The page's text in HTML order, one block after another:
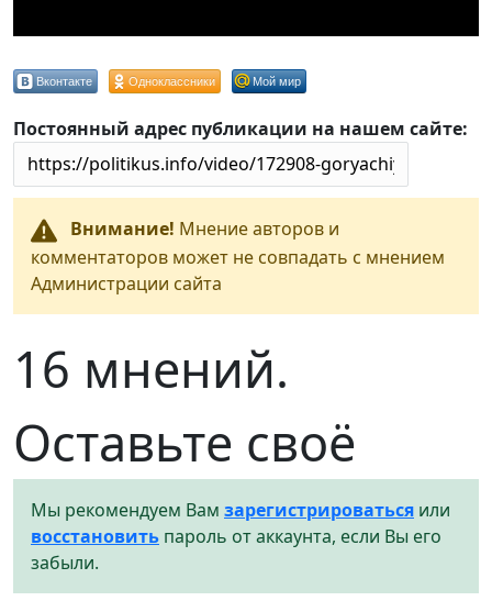
Вконтакте Одноклассники Мой мир
Постоянный адрес публикации на нашем сайте:
Внимание! Мнение авторов и
комментаторов может не совпадать с мнением
Администрации сайта
16 мнений.
Оставьте своё
Мы рекомендуем Вам зарегистрироваться или
восстановить пароль от аккаунта, если Вы его
забыли.